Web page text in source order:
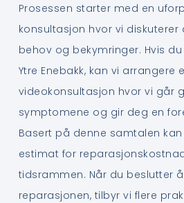
Prosessen starter med en
konsultasjon hvor vi diskuterer
behov og bekymringer. Hvis
Ytre Enebakk, kan vi arrangere
videokonsultasjon hvor vi går
symptomene og gir deg en
Basert på denne samtalen
estimat for
tidsrammen. Når du beslutter
reparasjonen, tilbyr vi flere